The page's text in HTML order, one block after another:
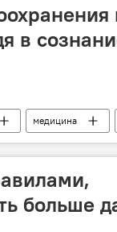
в
медицина
больше